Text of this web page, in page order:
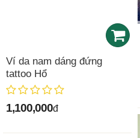
Ví da nam dáng đứng
tattoo Hổ
1,100,000đ